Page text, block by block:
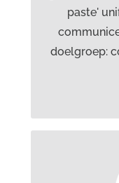
paste'
doelgroep: